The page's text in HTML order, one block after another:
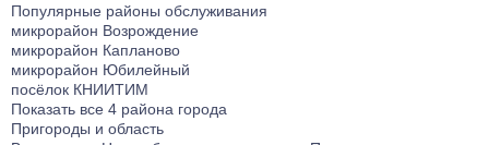
Популярные районы обслуживания
микрорайон Возрождение
микрорайон Капланово
микрорайон Юбилейный
посёлок КНИИТИМ
Показать все 4 района города
Пригороды и область